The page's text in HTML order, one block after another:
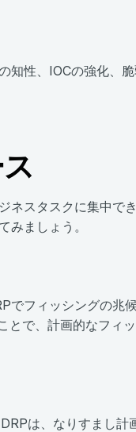
知性、IOCの強化、
ネスタスクに集中で
ましょう。
でフィッシングの兆
で、計画的なフィ
は、なりすまし計